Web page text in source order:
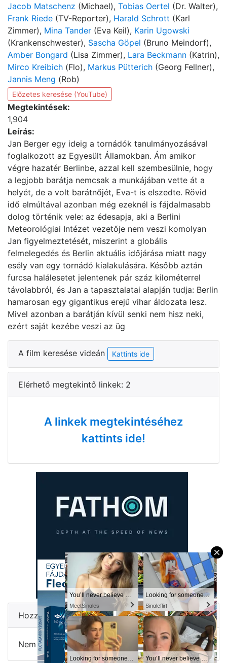
×
Jacob Matschenz (Michael), Tobias Oertel (Dr. Walter),
Frank Riede (TV-Reporter), Harald Schrott (Karl
Zimmer), Mina Tander (Eva Keil), Karin Ugowski
(Krankenschwester), Sascha Göpel (Bruno Meindorf),
Amber Bongard (Lisa Zimmer), Lara Beckmann (Katrin),
Mirco Kreibich (Flo), Markus Pütterich (Georg Fellner),
Jannis Meng (Rob)
Előzetes keresése (YouTube)
Megtekintések:
1,904
Leírás:
Jan Berger egy ideig a tornádók tanulmányozásával
foglalkozott az Egyesült Államokban. Ám amikor
végre hazatér Berlinbe, azzal kell szembesülnie, hogy
a legjobb barátja nemcsak a munkájában vette át a
helyét, de a volt barátnőjét, Eva-t is elszedte. Rövid
idő elmúltával azonban még ezeknél is fájdalmasabb
dolog történik vele: az édesapja, aki a Berlini
Meteorológiai Intézet vezetője nem veszi komolyan
Jan figyelmeztetését, miszerint a globális
felmelegedés és Berlin aktuális időjárása miatt nagy
esély van egy tornádó kialakulására. Később aztán
furcsa halálesetet jelentenek pár száz kilométerrel
távolabbról, és Jan a tapasztalatai alapján tudja: Berlin
hamarosan egy gigantikus erejű vihar áldozata lesz.
Mivel azonban a barátján kívül senki nem hisz neki,
ezért saját kezébe veszi az üg
A film keresése videán Kattints ide
Elérhető megtekintő linkek: 2
A linkek megtekintéséhez
kattints ide!
You’ll never believe why I moved to… Columbus
MeetSingles
Looking for someone in Columbus today
Singleflirt
Looking for someone in Columbus today You’ll never believe why I moved to… Columbus
Hozzászólások
Nem szólt hozzá még senki sem.